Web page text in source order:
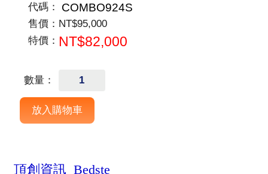
代碼： COMBO924S
售價： NT$95,000
特價： NT$82,000
數量：
頂創資訊 Bedste